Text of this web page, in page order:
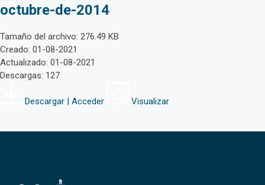
octubre-de-2014
Tamaño del archivo: 276.49 KB
Creado: 01-08-2021
Actualizado: 01-08-2021
Descargas: 127
Descargar | Acceder Visualizar